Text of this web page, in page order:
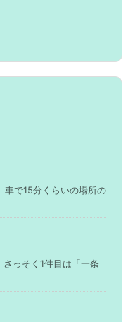
車で15分くらいの場所の
っそく1件目は「一条